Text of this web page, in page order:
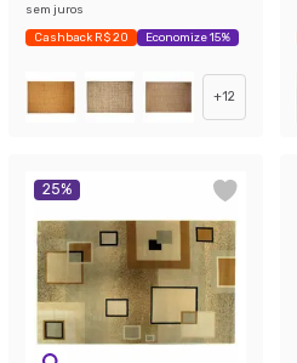
sem juros
Cashback R$ 20 Economize 15%
+12
25%